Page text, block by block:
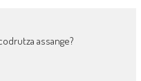
assange?